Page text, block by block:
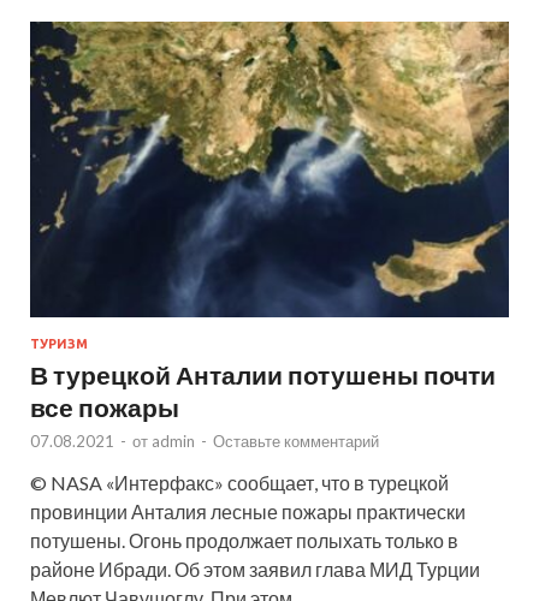
ТУРИЗМ
В турецкой Анталии потушены почти
все пожары
07.08.2021 - от admin - Оставьте комментарий
© NASA «Интерфакс» сообщает, что в турецкой
провинции Анталия лесные пожары практически
потушены. Огонь продолжает полыхать только в
районе Ибради. Об этом заявил глава МИД Турции